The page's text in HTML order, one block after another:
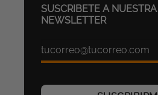
SUSCRIBETE A NUESTRA
NEWSLETTER